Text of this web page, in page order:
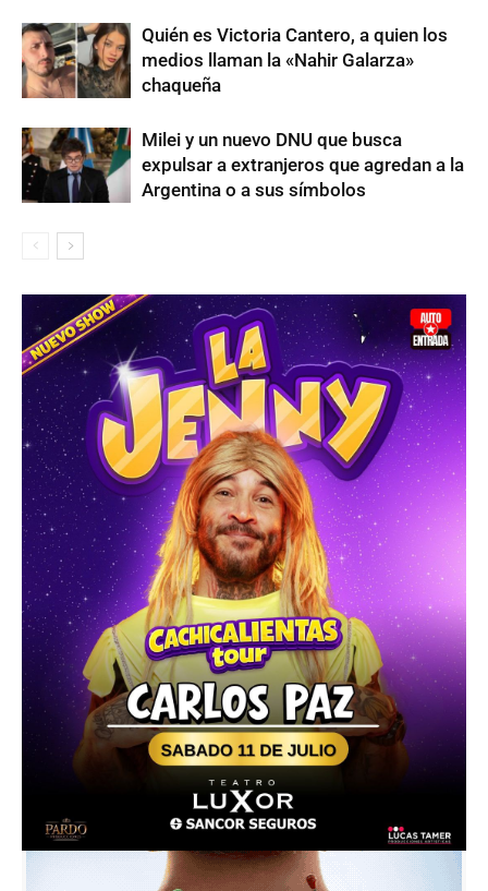
Quién es Victoria Cantero, a quien los
medios llaman la «Nahir Galarza»
chaqueña
Milei y un nuevo DNU que busca
expulsar a extranjeros que agredan a la
Argentina o a sus símbolos